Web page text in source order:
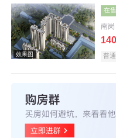
效果图
效果图
在售
南岗
普